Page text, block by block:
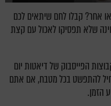
אחר? קבלו לחם שיתאים לכם
שלא תפסיקו לאכול עם קצת
הפייסבוק של דיאטות יום
להתפשט בכל מטבח, אם אתם
הזמן.